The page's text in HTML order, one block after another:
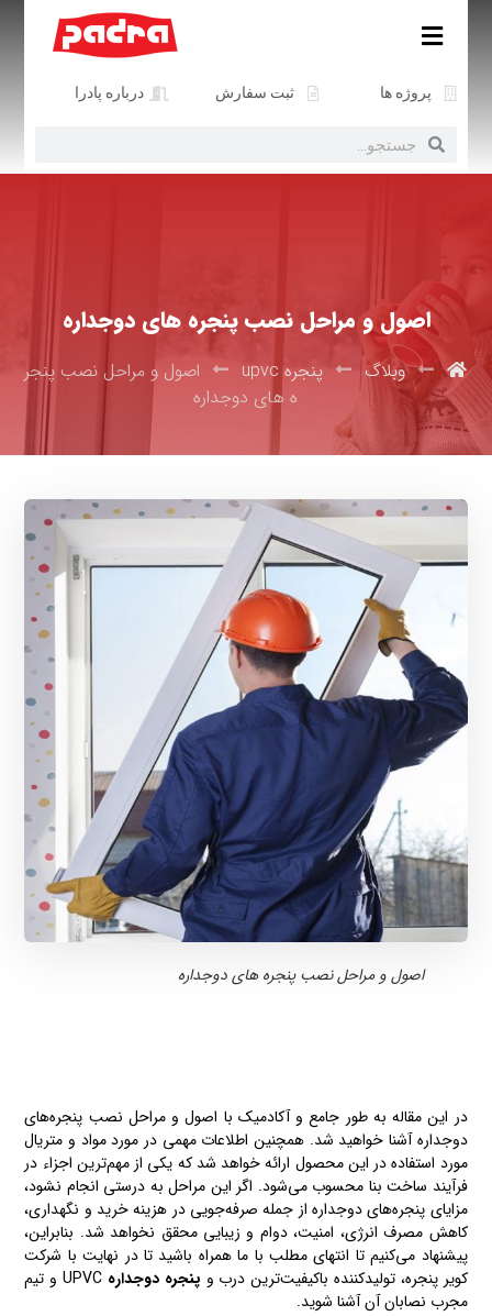
پروژه ها ثبت سفارش درباره پادرا
اصول و مراحل نصب پنجره های دوجداره
وبلاگ پنجره upvc
اصول و مراحل نصب پنجر
ه های دوجداره
اصول و مراحل نصب پنجره های دوجداره
در این مقاله به طور جامع و آکادمیک با اصول و مراحل نصب پنجره‌های
دوجداره آشنا خواهید شد. همچنین اطلاعات مهمی در مورد مواد و متریال
مورد استفاده در این محصول ارائه خواهد شد که یکی از مهم‌ترین اجزاء در
فرآیند ساخت بنا محسوب می‌شود. اگر این مراحل به درستی انجام نشود،
مزایای پنجره‌های دوجداره از جمله صرفه‌جویی در هزینه خرید و نگهداری،
کاهش مصرف انرژی، امنیت، دوام و زیبایی محقق نخواهد شد. بنابراین،
پیشنهاد می‌کنیم تا انتهای مطلب با ما همراه باشید تا در نهایت با شرکت
کویر پنجره، تولیدکننده باکیفیت‌ترین درب و پنجره دوجداره
UPVC و تیم
مجرب نصابان آن آشنا شوید.